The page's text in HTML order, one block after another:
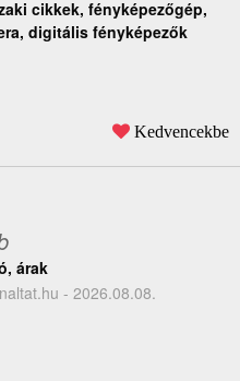
cikkek, fényképezőgép,
digitális fényképezők
Kedvencekbe
árak
- 2026.08.08.